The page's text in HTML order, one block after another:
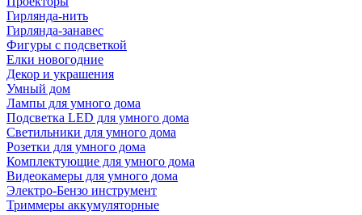
Гирлянда-нить
Гирлянда-занавес
Фигуры с подсветкой
Елки новогодние
Декор и украшения
Умный дом
Лампы для умного дома
Подсветка LED для умного дома
Светильники для умного дома
Розетки для умного дома
Комплектующие для умного дома
Видеокамеры для умного дома
Электро-Бензо инструмент
Триммеры аккумуляторные